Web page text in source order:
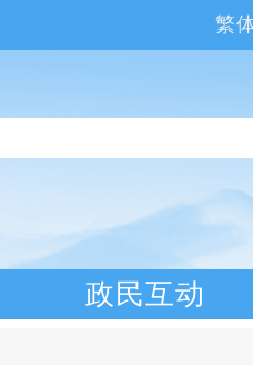
繁
政民互动